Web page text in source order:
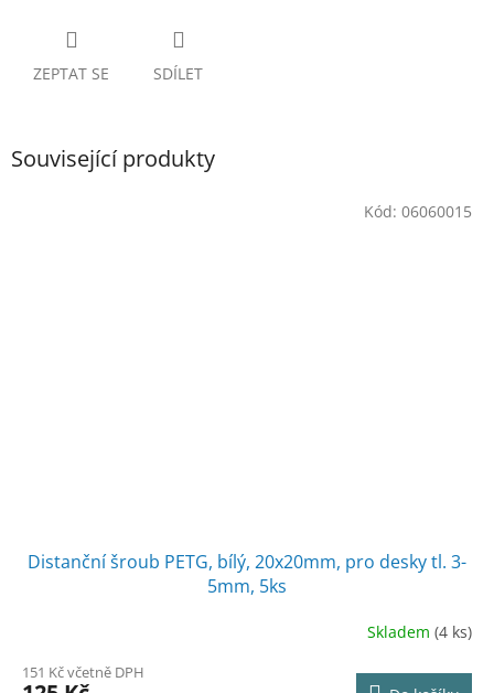
ZEPTAT SE SDÍLET
Související produkty
Distanční šroub PETG, bílý, 20x20mm, pro desky tl. 3-
5mm, 5ks
Skladem (4 ks)
151 Kč včetně DPH
Kód: 06060015